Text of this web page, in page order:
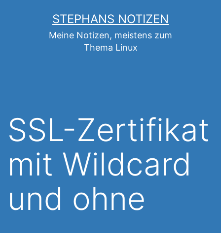
STEPHANS NOTIZEN
Meine Notizen, meistens zum
Thema Linux
SSL-Zertifikat
mit Wildcard
und ohne